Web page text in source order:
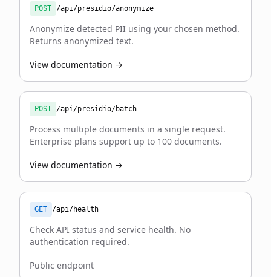
POST /api/presidio/anonymize
Anonymize detected PII using your chosen method.
Returns anonymized text.
View documentation →
POST /api/presidio/batch
Process multiple documents in a single request.
Enterprise plans support up to 100 documents.
View documentation →
GET /api/health
Check API status and service health. No
authentication required.
Public endpoint